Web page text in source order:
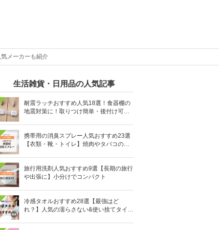
メーカーも紹介
生活雑貨・日用品の人気記事
耐震ラッチおすすめ人気18選！食器棚の
地震対策に！取りつけ簡単・後付け可能
携帯用の消臭スプレー人気おすすめ23選
【衣類・靴・トイレ】焼肉やタバコのニ
旅行用洗剤人気おすすめ9選【長期の旅行
や出張に】小分けでコンパクト
冷感タオルおすすめ28選【最強はど
れ？】人気の濡らさない&使い捨てタイプ